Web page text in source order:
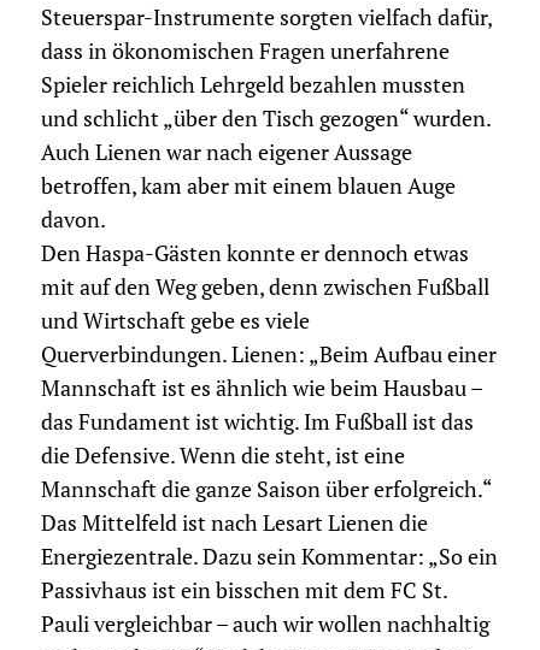
Steuerspar-Instrumente sorgten vielfach dafür,
dass in ökonomischen Fragen unerfahrene
Spieler reichlich Lehrgeld bezahlen mussten
und schlicht „über den Tisch gezogen“ wurden.
Auch Lienen war nach eigener Aussage
betroffen, kam aber mit einem blauen Auge
davon.
Den Haspa-Gästen konnte er dennoch etwas
mit auf den Weg geben, denn zwischen Fußball
und Wirtschaft gebe es viele
Querverbindungen. Lienen: „Beim Aufbau einer
Mannschaft ist es ähnlich wie beim Hausbau –
das Fundament ist wichtig. Im Fußball ist das
die Defensive. Wenn die steht, ist eine
Mannschaft die ganze Saison über erfolgreich.“
Das Mittelfeld ist nach Lesart Lienen die
Energiezentrale. Dazu sein Kommentar: „So ein
Passivhaus ist ein bisschen mit dem FC St.
Pauli vergleichbar – auch wir wollen nachhaltig